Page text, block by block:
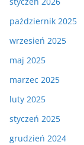
październik 2025
wrzesień 2025
maj 2025
marzec 2025
luty 2025
styczeń 2025
grudzień 2024